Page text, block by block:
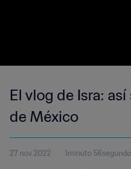
El vlog de Isra:
de México
27 nov 2022 1minuto 56segundo